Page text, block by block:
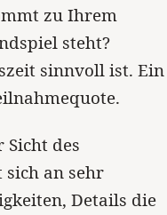
zu Ihrem
steht?
sinnvoll ist. Ein
des
sich an sehr
Details die